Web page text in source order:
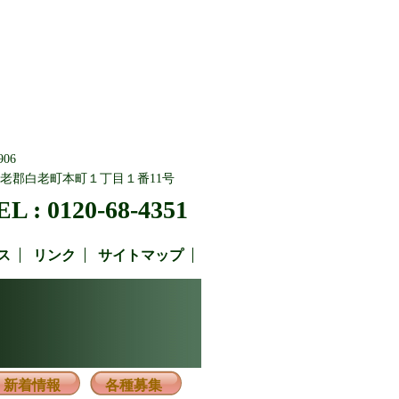
郡白老町本町１丁目１番11号
: 0120-68-4351
リンク サイトマップ
新着情報 各種募集